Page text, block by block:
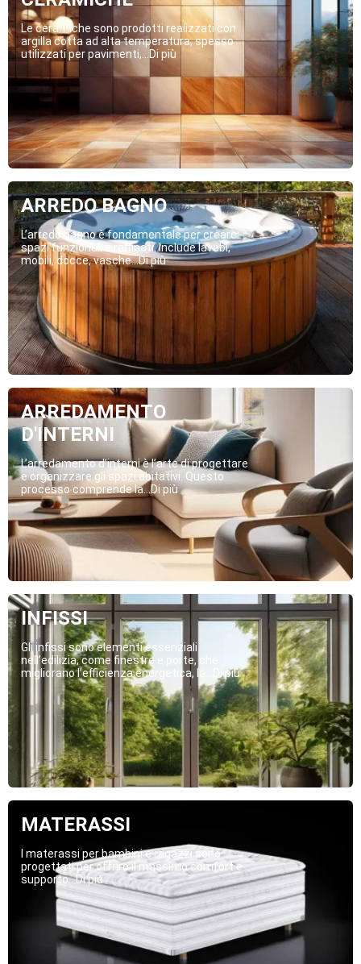
Le ceramiche sono prodotti realizzati con
argilla cotta ad alta temperatura, spesso
utilizzati per pavimenti,...Di più
ARREDO BAGNO
L’arredo bagno è fondamentale per creare
spazi funzionali e raffinati. Include lavabi,
mobili, docce, vasche...Di più
ARREDAMENTO
D'INTERNI
L’arredamento d’interni è l’arte di progettare
e organizzare gli spazi abitativi. Questo
processo comprende la...Di più
INFISSI
Gli infissi sono elementi essenziali
nell’edilizia, come finestre e porte, che
migliorano l’efficienza energetica, la...Di più
MATERASSI
I materassi per bambini e ragazzi sono
progettati per offrire il massimo comfort e
supporto...Di più